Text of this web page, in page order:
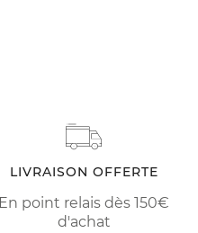
LIVRAISON OFFERTE
En point relais dès 150€
d'achat